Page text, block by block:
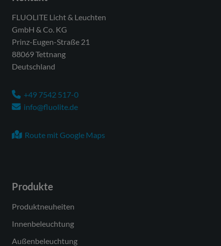
FLUOLITE Licht & Leuchten
GmbH & Co. KG
Prinz-Eugen-Straße 21
88069 Tettnang
Deutschland
+49 7542 517-0
info@fluolite.de
Route mit Google Maps
Produkte
Produktneuheiten
Innenbeleuchtung
Außenbeleuchtung